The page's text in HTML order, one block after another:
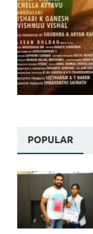
POPULAR